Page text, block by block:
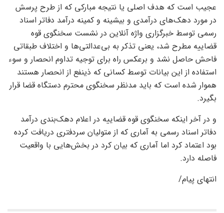
عجیب است که هدف اصلی یا نتیجه مبارکی که از طرح پرسش
در مورد دهک‌های درآمدی و بیشینه و کمینه درآمد دفاتر اسناد
رسمی توسط خبرگزاری واژه آنلاین در نشست سخنگوی قوه
قضاییه مطرح شد، یعنی تذکر به بی‌عدالتی‌ها و اختلاف طبقاتی
فاحش حاصل نشد و برعکس راه برای توجیه تداوم انحصار و سوء
استفاده از این بیانات توسط کسانی که ذینفع از انحصار هستند
هموار شده است که باید مدنظر سخنگوی محترم دستگاه قضا قرار
بگیرد.
و در آخر اینکه سخنگوی قوه قضاییه در اعلام دهک‌بندی درآمد
دفاتر اسناد رسمی به آماری که از متولیان سردفتری دریافت کرده
بود اعتماد کرد اما آماری که بیان کرد در بخش‌هایی با واقعیت
فاصله دارد.
انتهای پیام/